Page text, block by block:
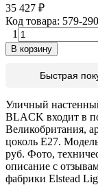
35 427 ₽
Код товара: 579-290
1
В корзину
Быстрая
Уличный
BLACK входит в
Великобритания,
цоколь E27.
руб. Фото,
описание с
фабрики Elstead